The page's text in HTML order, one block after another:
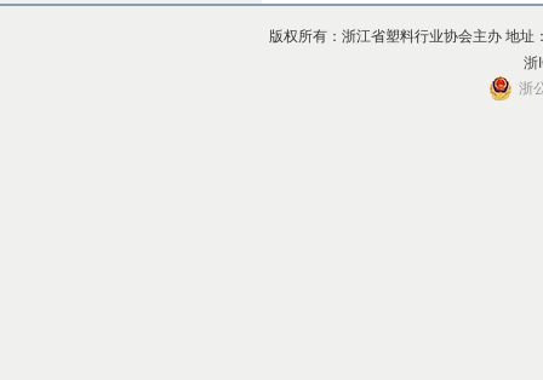
版权所有：浙江省塑料行业协会主办 地
浙
浙